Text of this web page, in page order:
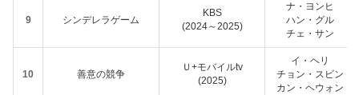
9 シンデレラゲーム
KBS
(2024～2025)
ナ・ヨンヒ
ハン・グル
チェ・サン
10 善意の競争
Ｕ+モバイルtv
(2025)
イ・ヘリ
チョン・スビン
カン・ヘウォン